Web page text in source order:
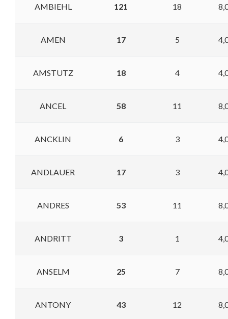
AMBIEHL 121 18
AMEN 17 5
AMSTUTZ 18 4
ANCEL 58 11
ANCKLIN 6 3
ANDLAUER 17 3
ANDRES 53 11
ANDRITT 3 1
ANSELM 25 7
ANTONY 43 12